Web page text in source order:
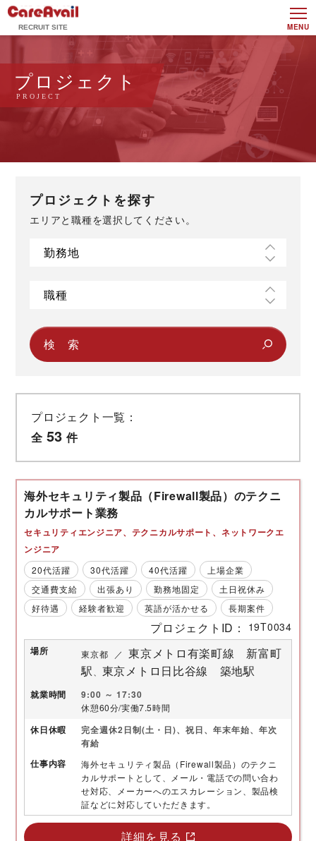
MENU
プロジェクト
PROJECT
プロジェクトを探す
エリアと職種を選択してください。
プロジェクト一覧：
全 53 件
海外セキュリティ製品（Firewall製品）のテクニ
カルサポート業務
セキュリティエンジニア テクニカルサポート
ネットワークエ
ンジニア
20代活躍 30代活躍 40代活躍
上場企業
交通費支給
出張あり 勤務地固定
土日祝休み
好待遇
経験者歓迎 英語が活かせる 長期案件
プロジェクトID 19T0034
場所 東京都
東京メトロ有楽町線 新富町
駅
東京メトロ日比谷線 築地駅
就業時間 9:00 ～ 17:30
休憩60分/実働7.5時間
休日休暇
完全週休2日制(土・日)、祝日、年末年始、年次
有給
仕事内容
海外セキュリティ製品（Firewall製品）のテクニ
カルサポートとして、メール・電話での問い合わ
せ対応、メーカーへのエスカレーション、製品検
証などに対応していただきます。
詳細を見る